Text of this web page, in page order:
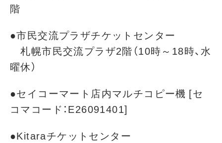
階
●市民交流プラザチケットセンター
札幌市民交流プラザ2階（10時～18時、水
曜休）
●セイコーマート店内マルチコピー機 [セ
コマコード：E26091401]
●Kitaraチケットセンター